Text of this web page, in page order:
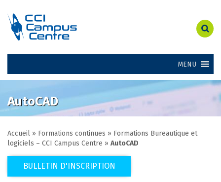
MENU
AutoCAD
Accueil » Formations continues » Formations Bureautique et
logiciels – CCI Campus Centre » AutoCAD
BULLETIN D'INSCRIPTION